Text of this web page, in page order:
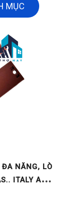
MỤC
ĐA NĂNG, LÒ
ITALY AC
[...]